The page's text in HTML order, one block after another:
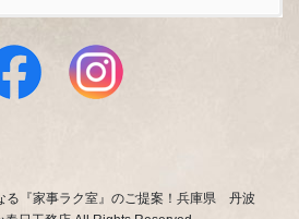
る『家事ラク室』のご提案！兵庫県 丹波